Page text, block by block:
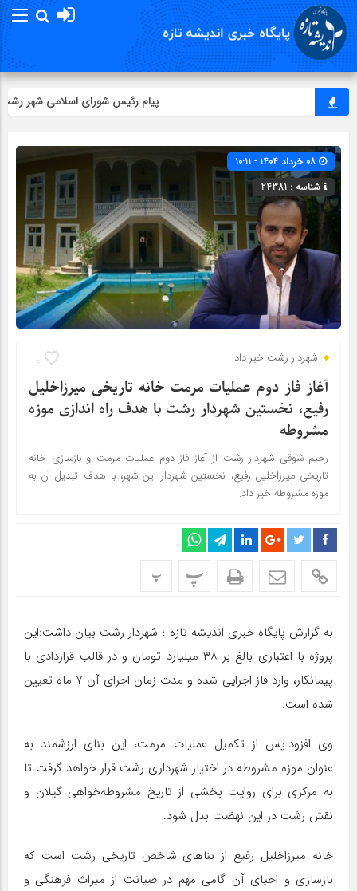
پیام رئیس شورای اسلامي شهر رشت
شناسه : 24381
4 شهردار رشت خبر داد:
آغاز فاز دوم عملیات مرمت خانه تاریخی میرزاخلیل
رفیع، نخستین شهردار رشت با هدف راه اندازی موزه
مشروطه
رحیم شوقی شهردار رشت از آغاز فاز دوم عملیات مرمت و بازسازی خانه
تاریخی میرزاخلیل رفیع، نخستین شهردار این شهر، با هدف تبدیل آن به
موزه مشروطه خبر داد.
پ پ
به گزارش پایگاه خبری اندیشه تازه ؛ شهردار رشت بیان داشت:این
پروژه با اعتباری بالغ بر ۳۸ میلیارد تومان و در قالب قراردادی با
پیمانکار، وارد فاز اجرایی شده و مدت زمان اجرای آن ۷ ماه تعیین
شده است.
وی افزود:پس از تکمیل عملیات مرمت، این بنای ارزشمند به
عنوان موزه مشروطه در اختیار شهرداری رشت قرار خواهد گرفت تا
به مرکزی برای روایت بخشی از تاریخ مشروطه‌خواهی گیلان و
نقش رشت در این نهضت بدل شود.
خانه میرزاخلیل رفیع از بناهای شاخص تاریخی رشت است که
بازسازی و احیای آن گامی مهم در صیانت از میراث فرهنگی و